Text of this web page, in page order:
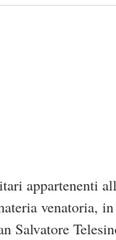
appartenenti
venatoria,
Salvatore